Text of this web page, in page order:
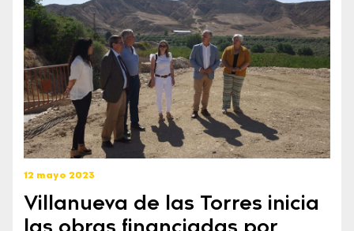
12 mayo 2023
Villanueva de las Torres inicia